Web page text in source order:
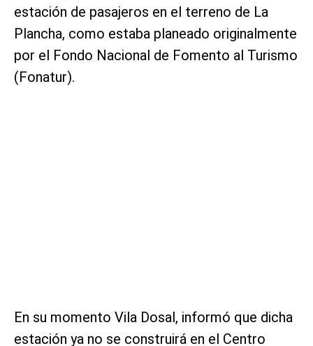
estación de pasajeros en el terreno de La
Plancha, como estaba planeado originalmente
por el Fondo Nacional de Fomento al Turismo
(Fonatur).
En su momento Vila Dosal, informó que dicha
estación ya no se construirá en el Centro